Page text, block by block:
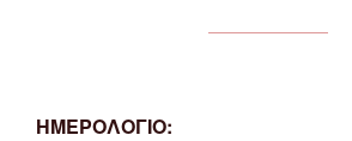
ΗΜΕΡΟΛΟΓΙΟ: